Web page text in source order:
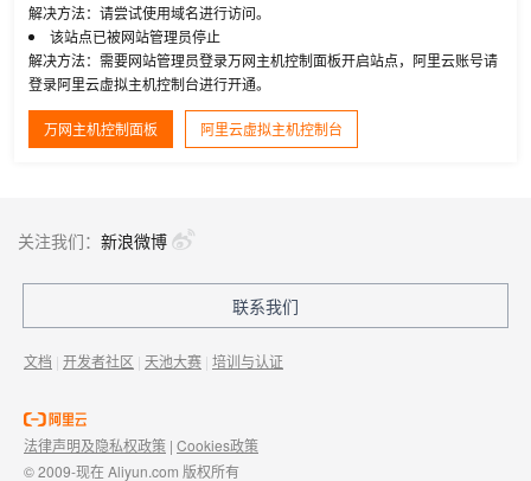
解决方法：请尝试使用域名进行访问。
该站点已被网站管理员停止
解决方法：需要网站管理员登录万网主机控制面板开启站点，阿里云账号请
登录阿里云虚拟主机控制台进行开通。
万网主机控制面板 阿里云虚拟主机控制台